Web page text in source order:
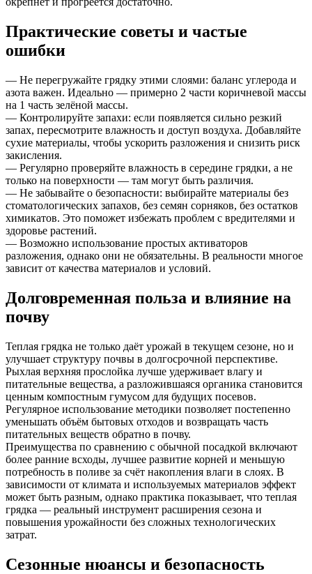
Практические советы и частые
ошибки
— Не перегружайте грядку этими слоями: баланс углерода и
азота важен. Идеально — примерно 2 части коричневой массы
на 1 часть зелёной массы.
— Контролируйте запахи: если появляется сильно резкий
запах, пересмотрите влажность и доступ воздуха. Добавляйте
сухие материалы, чтобы ускорить разложения и снизить риск
закисления.
— Регулярно проверяйте влажность в середине грядки, а не
только на поверхности — там могут быть различия.
— Не забывайте о безопасности: выбирайте материалы без
стоматологических запахов, без семян сорняков, без остатков
химикатов. Это поможет избежать проблем с вредителями и
здоровье растений.
— Возможно использование простых активаторов
разложения, однако они не обязательны. В реальности многое
зависит от качества материалов и условий.
Долговременная польза и влияние на
почву
Теплая грядка не только даёт урожай в текущем сезоне, но и
улучшает структуру почвы в долгосрочной перспективе.
Рыхлая верхняя прослойка лучше удерживает влагу и
питательные вещества, а разложившаяся органика становится
ценным компостным гумусом для будущих посевов.
Регулярное использование методики позволяет постепенно
уменьшать объём бытовых отходов и возвращать часть
питательных веществ обратно в почву.
Преимущества по сравнению с обычной посадкой включают
более ранние всходы, лучшее развитие корней и меньшую
потребность в поливе за счёт накопления влаги в слоях. В
зависимости от климата и используемых материалов эффект
может быть разным, однако практика показывает, что теплая
грядка — реальный инструмент расширения сезона и
повышения урожайности без сложных технологических
затрат.
Сезонные нюансы и безопасность